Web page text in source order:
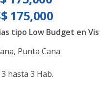
175,000
tipo Low Budget en
, Punta Cana
3 hasta 3 Hab.